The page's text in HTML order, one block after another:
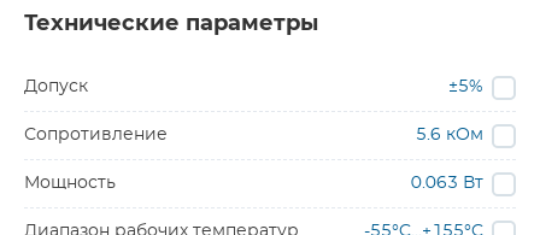
Технические параметры
Допуск ±5%
Сопротивление 5.6 кОм
Мощность 0.063 Вт
Диапазон рабочих температур -55°C...+155°C